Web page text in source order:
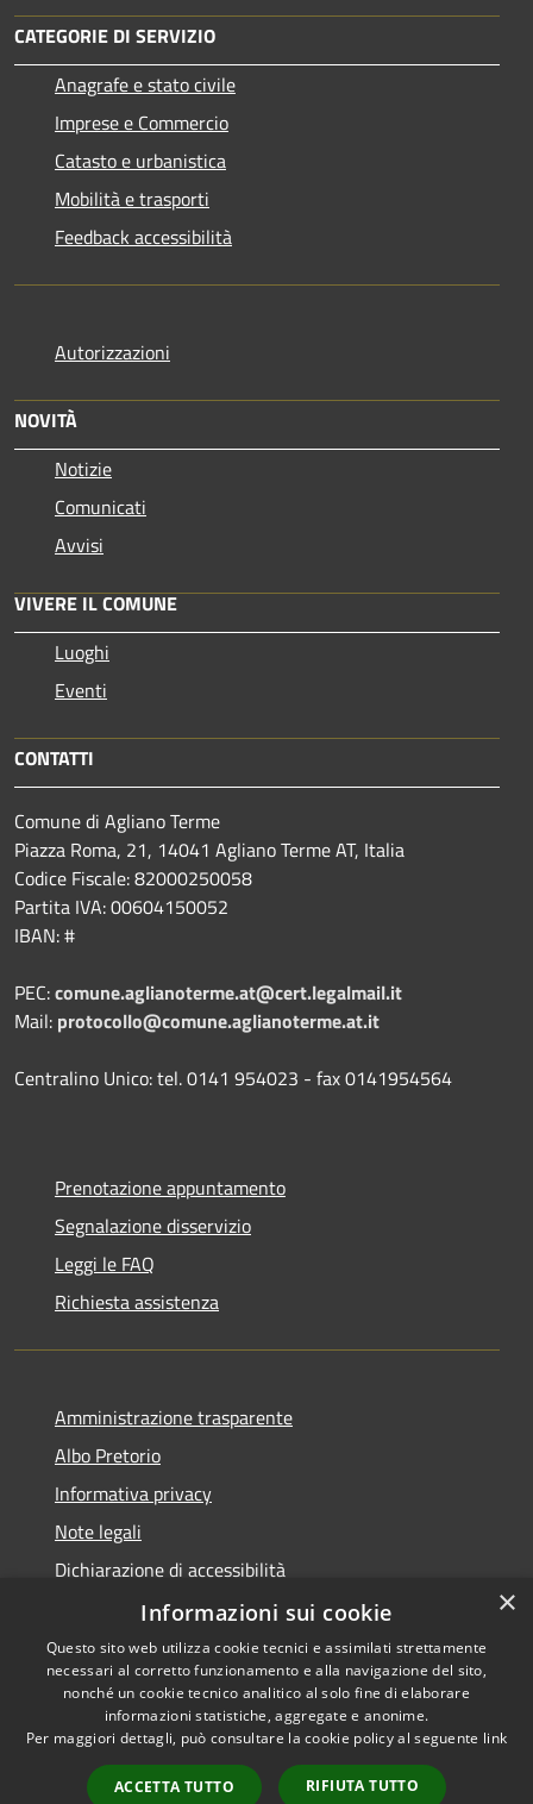
CATEGORIE DI SERVIZIO
Anagrafe e stato civile
Imprese e Commercio
Catasto e urbanistica
Mobilità e trasporti
Feedback accessibilità
Autorizzazioni
NOVITÀ
Notizie
Comunicati
Avvisi
VIVERE IL COMUNE
Luoghi
Eventi
CONTATTI
Comune di Agliano Terme
Piazza Roma, 21, 14041 Agliano Terme AT, Italia
Codice Fiscale: 82000250058
Partita IVA: 00604150052
IBAN: #
PEC:comune.aglianoterme.at@cert.legalmail.it
Mail: protocollo@comune.aglianoterme.at.it
Centralino Unico: tel. 0141 954023 - fax 0141954564
Prenotazione appuntamento
Segnalazione disservizio
Leggi le FAQ
Richiesta assistenza
Amministrazione trasparente
Albo Pretorio
Informativa privacy
Note legali
Dichiarazione di accessibilità
Accessibilità
Privacy
Comune convenzionato
Astigov
Progetto|Convenzione|
Adesioni
×
Informazioni sui cookie
Questo sito web utilizza cookie tecnici e assimilati strettamente
necessari al corretto funzionamento e alla navigazione del sito,
nonché un cookie tecnico analitico al solo fine di elaborare
informazioni statistiche, aggregate e anonime.
Per maggiori dettagli, può consultare la cookie policy al seguente link
ACCETTA TUTTO RIFIUTA TUTTO